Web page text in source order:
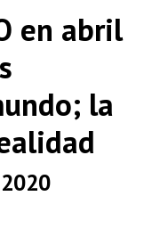
en abril
la